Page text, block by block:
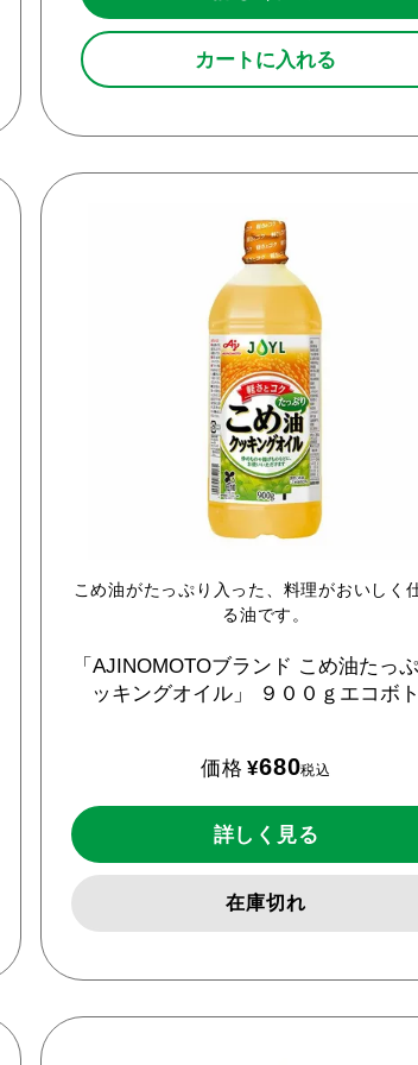
カートに入れる
こめ油がたっぷり入った、料理がおいしく
る油です。
「AJINOMOTOブランド こめ油たっ
ッキングオイル」
９００ｇエコボ
価格 ¥680税込
詳しく見る
在庫切れ